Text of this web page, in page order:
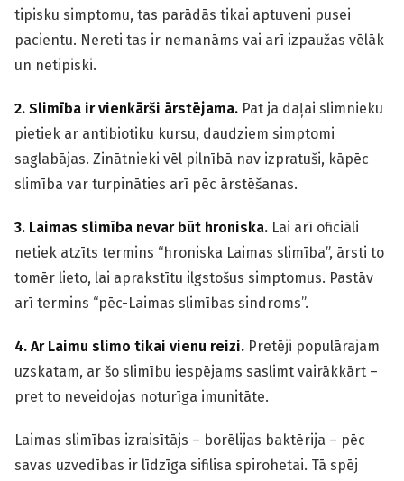
tipisku simptomu, tas parādās tikai aptuveni pusei
pacientu. Nereti tas ir nemanāms vai arī izpaužas vēlāk
un netipiski.
2. Slimība ir vienkārši ārstējama. Pat ja daļai slimnieku
pietiek ar antibiotiku kursu, daudziem simptomi
saglabājas. Zinātnieki vēl pilnībā nav izpratuši, kāpēc
slimība var turpināties arī pēc ārstēšanas.
3. Laimas slimība nevar būt hroniska. Lai arī oficiāli
netiek atzīts termins “hroniska Laimas slimība”, ārsti to
tomēr lieto, lai aprakstītu ilgstošus simptomus. Pastāv
arī termins “pēc-Laimas slimības sindroms”.
4. Ar Laimu slimo tikai vienu reizi. Pretēji populārajam
uzskatam, ar šo slimību iespējams saslimt vairākkārt –
pret to neveidojas noturīga imunitāte.
Laimas slimības izraisītājs – borēlijas baktērija – pēc
savas uzvedības ir līdzīga sifilisa spirohetai. Tā spēj